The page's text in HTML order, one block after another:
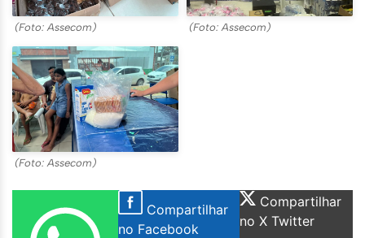
(Foto: Assecom) (Foto: Assecom)
(Foto: Assecom)
Compartilhar
no Facebook
Compartilhar
no X Twitter